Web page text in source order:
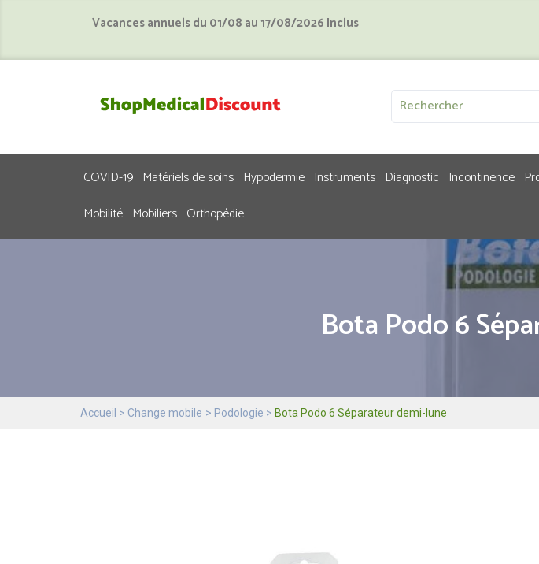
Vacances annuels du 01/08 au 17/08/2026 Inclus
COVID-19 Matériels de soins Hypodermie Instruments Diagnostic Incontinence
Mobilité Mobiliers Orthopédie
Bota Podo 6
Accueil Change mobile Podologie Bota Podo 6 Séparateur demi-lune